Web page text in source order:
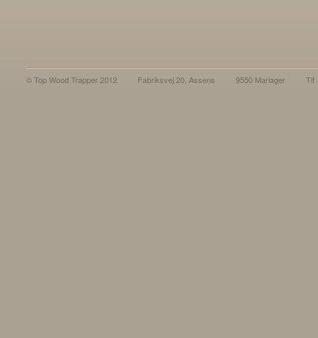
© Top Wood Trapper 2012 Fabriksvej 20, Assens 9550 Mariager Tlf